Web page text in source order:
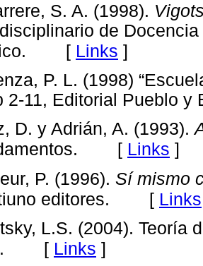
S. A. (1998).
de
[ Links ]
P. L. (1998)
2-11, Editorial Pueblo y
D. y Adrián, A. (1993).
[ Links ]
P. (1996). Sí mismo
editores. [ Links
L.S. (2004). Teoría
[ Links ]